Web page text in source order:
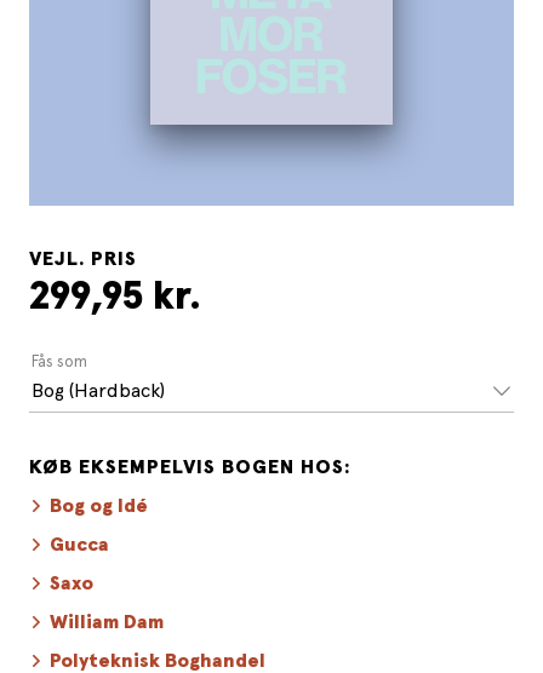
VEJL. PRIS
299,95 kr.
Fås som
Bog (Hardback)
KØB EKSEMPELVIS BOGEN HOS:
Bog og Idé
Gucca
Saxo
William Dam
Polyteknisk Boghandel